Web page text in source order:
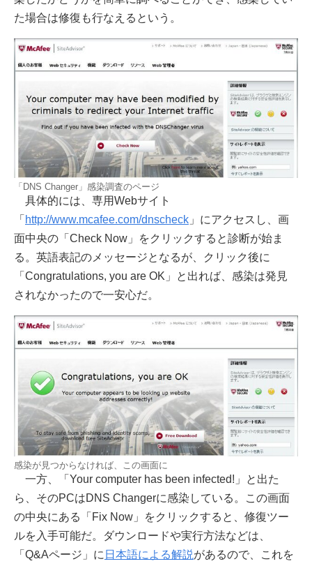
た場合は修復も行なえるという。
「DNS Changer」感染調査のページ
具体的には、専用Webサイト
「 http://www.mcafee.com/dnscheck 」にアクセスし、画
面中央の「Check Now」をクリックすると診断が始ま
る。英語表記のメッセージとなるが、クリック後に
「Congratulations, you are OK」と出れば、感染は発見
されなかったので一安心だ。
感染が見つからなければ、この画面に
一方、「Your computer has been infected!」と出た
ら、そのPCはDNS Changerに感染している。この画面
の中央にある「Fix Now」をクリックすると、修復ツー
ルを入手可能だ。ダウンロードや実行方法などは、
「Q&Aページ」に 日本語による解説があるので、これを